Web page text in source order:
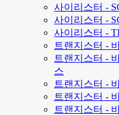
사이리스터 -
사이리스터 -
사이리스터 -
트랜지스터 -
트랜지스터 -
스
트랜지스터 -
트랜지스터 -
트랜지스터 -